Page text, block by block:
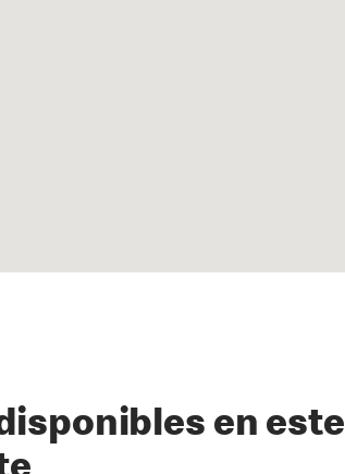
en este